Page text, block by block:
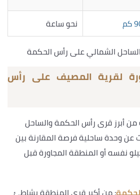
نحو ساعة
لقرية المصيف على رأس
أبرز قرى رأس الحكمة والساحل
عن وحدة ساحلية فرصة المقارنة بين
نفسه أو المنطقة المجاورة قبل